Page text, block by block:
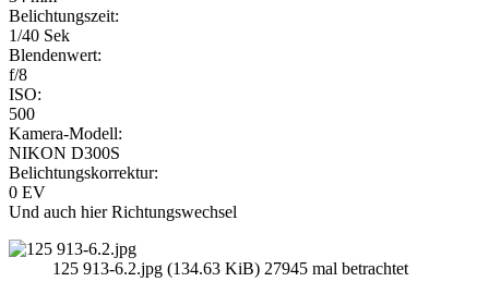
Belichtungszeit:
1/40 Sek
Blendenwert:
f/8
ISO:
500
Kamera-Modell:
NIKON D300S
Belichtungskorrektur:
0 EV
Und auch hier Richtungswechsel
125 913-6.2.jpg (134.63 KiB) 27945 mal betrachtet